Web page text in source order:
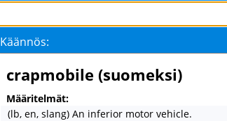
Käännös:
crapmobile (suomeksi)
Määritelmät:
(lb, en, slang) An inferior motor vehicle.